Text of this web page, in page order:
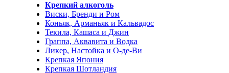
Крепкий алкоголь
Виски, Бренди и Ром
Коньяк, Арманьяк и Кальвадос
Текила, Кашаса и Джин
Граппа, Аквавита и Водка
Ликер, Настойка и О-де-Ви
Крепкая Япония
Крепкая Шотландия